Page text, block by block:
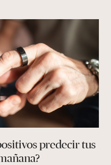
predecir tus